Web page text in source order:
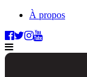
À propos